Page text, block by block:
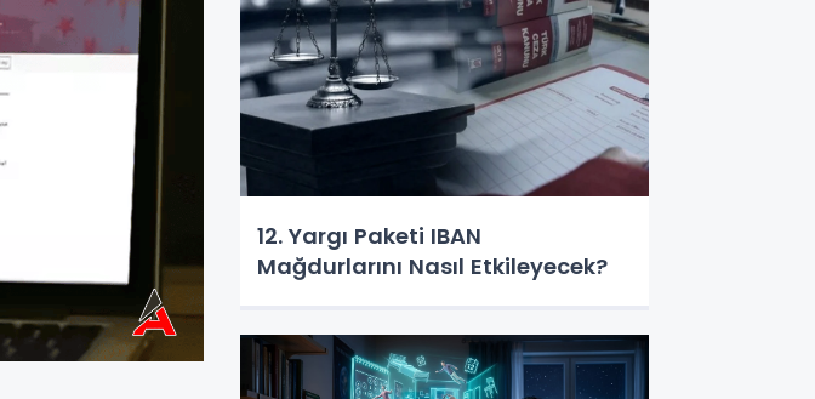
12. Yargı Paketi IBAN
Mağdurlarını Nasıl Etkileyecek?